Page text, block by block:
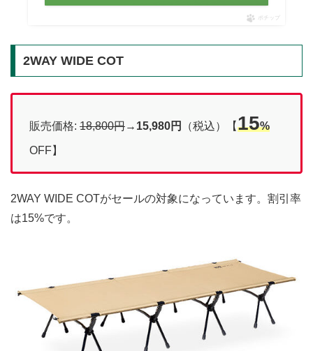
ポチップ
2WAY WIDE COT
販売価格: 18,800円→ 15,980円 （税込）【15%
OFF】
2WAY WIDE COTがセールの対象になっています。割引率
は15%です。